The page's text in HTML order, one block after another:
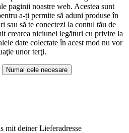
paginii noastre web. Acestea sunt
a-ți permite să aduni produse în
sau să te conectezi la contul tău de
crearea niciunei legături cu privire la
date colectate în acest mod nu vor
unor terţi.
Numai cele necesare
mit deiner Lieferadresse